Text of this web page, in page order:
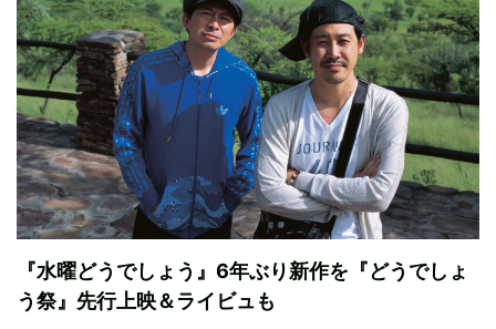
『水曜どうでしょう』6年ぶり新作を『どうでしょ
う祭』先行上映＆ライビュも